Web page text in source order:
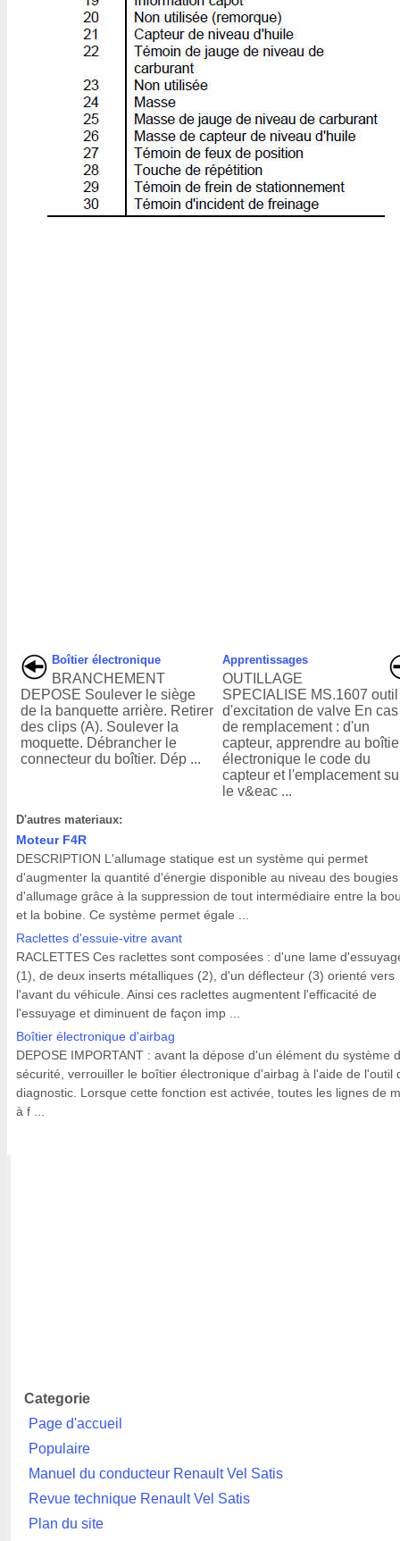
Boîtier électronique
BRANCHEMENT
DEPOSE Soulever le siège
de la banquette arrière. Retirer
des clips (A). Soulever la
moquette. Débrancher le
connecteur du boîtier. Dép ...
Apprentissages
OUTILLAGE
SPECIALISE MS.1607 outil
d'excitation de valve En cas
de remplacement : d'un
capteur, apprendre au
électronique le code du
capteur et l'emplacement
le v&eac ...
D'autres materiaux:
Moteur F4R
DESCRIPTION L'allumage statique est un système qui permet
d'augmenter la quantité d'énergie disponible au niveau des bougies
d'allumage grâce à la suppression de tout intermédiaire entre la
et la bobine. Ce système permet égale ...
Raclettes d'essuie-vitre avant
RACLETTES Ces raclettes sont composées : d'une lame
(1), de deux inserts métalliques (2), d'un déflecteur (3) orienté vers
l'avant du véhicule. Ainsi ces raclettes augmentent l'efficacité de
l'essuyage et diminuent de façon imp ...
Boîtier électronique d'airbag
DEPOSE IMPORTANT : avant la dépose d'un élément du système
sécurité, verrouiller le boîtier électronique d'airbag à l'aide de l'outil
diagnostic. Lorsque cette fonction est activée, toutes les lignes de
à f ...
Categorie
Page d'accueil
Populaire
Manuel du conducteur Renault Vel Satis
Revue technique Renault Vel Satis
Plan du site